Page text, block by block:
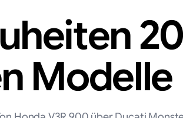
Modelle